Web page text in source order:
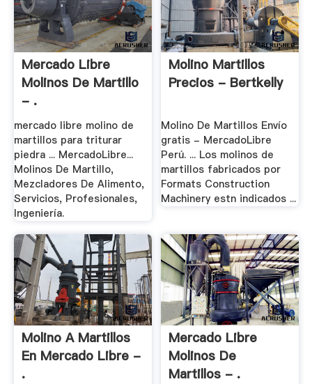
Mercado Libre
Molinos De Martillo
- .
mercado libre molino de
martillos para triturar
piedra ... MercadoLibre...
Molinos De Martillo,
Mezcladores De Alimento,
Servicios, Profesionales,
Ingeniería.
Molino Martillos
Precios - Bertkelly
Molino De Martillos Envío
gratis - MercadoLibre
Perú. ... Los molinos de
martillos fabricados por
Formats Construction
Machinery estn indicados ...
Molino A Martillos
En Mercado Libre -
.
Mercado Libre
Molinos De
Martillos - .